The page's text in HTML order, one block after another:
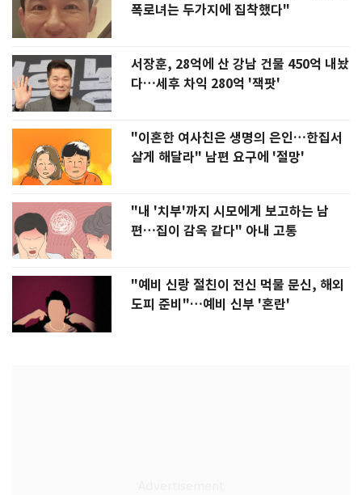
폭로녀는 두가지에 집착했다"
서장훈, 28억에 산 강남 건물 450억 내놨
다…세후 차익 280억 '잭팟'
"이혼한 여사친은 생명의 은인…한집서
살게 해달라" 남편 요구에 '절망'
"내 '치부'까지 시모에게 보고하는 남
편…집이 감옥 같다" 아내 고통
"예비 신랑 절친이 전신 먹물 문신, 해외
도피 준비"…예비 신부 '혼란'